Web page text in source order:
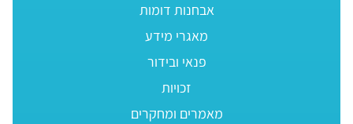
אבחנות דומות
מאגרי מידע
פנאי ובידור
זכויות
מאמרים ומחקרים